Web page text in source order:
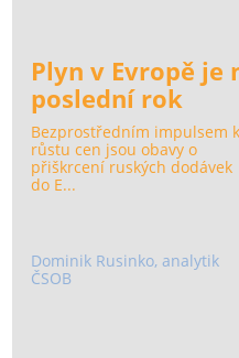
Plyn v Evropě je
poslední rok
Bezprostředním impulsem k
růstu cen jsou obavy o
přiškrcení ruských dodávek
do E...
Dominik Rusinko, analytik
ČSOB